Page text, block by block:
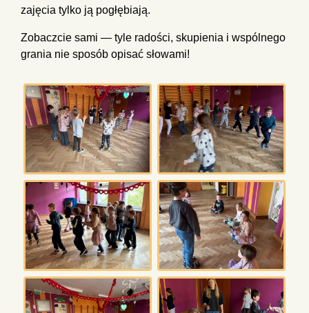
zajęcia tylko ją pogłębiają. ️
Zobaczcie sami — tyle radości, skupienia i wspólnego
grania nie sposób opisać słowami!